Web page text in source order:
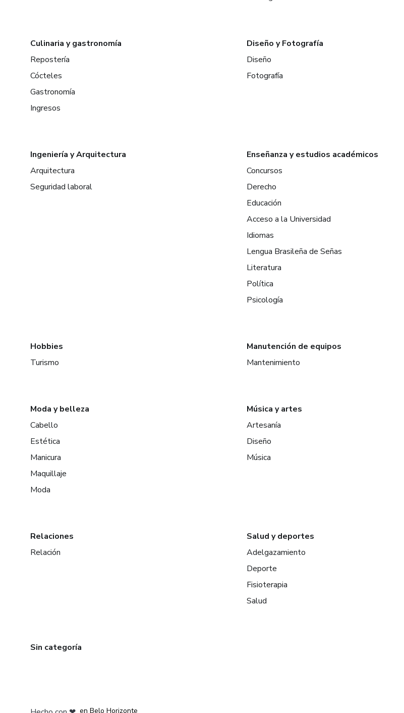
Culinaria y gastronomía
Repostería
Cócteles
Gastronomía
Ingresos
Diseño y Fotografía
Diseño
Fotografía
Ingeniería y Arquitectura
Arquitectura
Seguridad laboral
Enseñanza y estudios académicos
Concursos
Derecho
Educación
Acceso a la Universidad
Idiomas
Lengua Brasileña de Señas
Literatura
Política
Psicología
Hobbies
Turismo
Manutención de equipos
Mantenimiento
Moda y belleza
Cabello
Estética
Manicura
Maquillaje
Moda
Música y artes
Artesanía
Diseño
Música
Relaciones
Relación
Salud y deportes
Adelgazamiento
Deporte
Fisioterapia
Salud
Sin categoría
en Belo Horizonte